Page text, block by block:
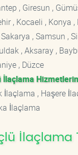
, Giresun ,
, Kocaeli ,
Sakarya , Samsun ,
, Aksaray ,
, Düzce
İlaçlama
İlaçlama , Haşere
İlaçlama
İlaçlama